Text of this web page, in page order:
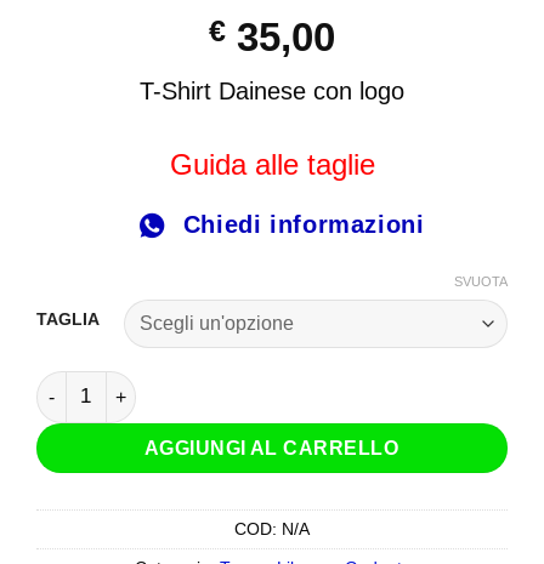
€ 35,00
T-Shirt Dainese con logo
Guida alle taglie
Chiedi informazioni
TAGLIA
SVUOTA
T-Shirt Dainese Speed Demon Nero Rosso quantità
AGGIUNGI AL CARRELLO
COD: N/A